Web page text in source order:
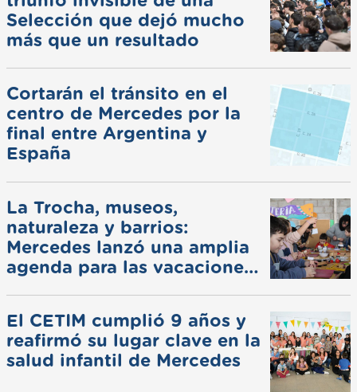
Selección que dejó mucho
más que un resultado
Cortarán el tránsito en el
centro de Mercedes por la
final entre Argentina y
España
La Trocha, museos,
naturaleza y barrios:
Mercedes lanzó una amplia
agenda para las vacaciones
El CETIM cumplió 9 años y
reafirmó su lugar clave en la
salud infantil de Mercedes